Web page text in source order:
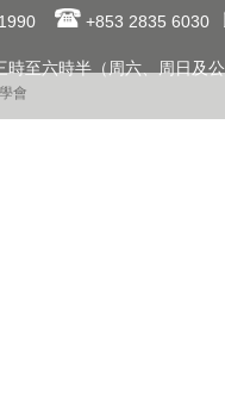
1990
+853 2835 6030
至六時半（周六、周日及
會